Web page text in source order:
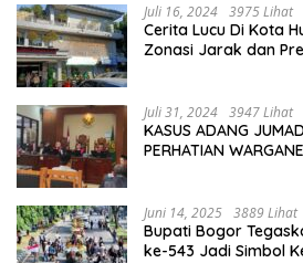
Juli 16, 2024 3975 Lihat
Cerita Lucu Di Kota
Zonasi Jarak dan
Juli 31, 2024 3947 Lihat
KASUS ADANG
PERHATIAN
Juni 14, 2025 3889 Lihat
Bupati Bogor
ke-543 Jadi Simbol